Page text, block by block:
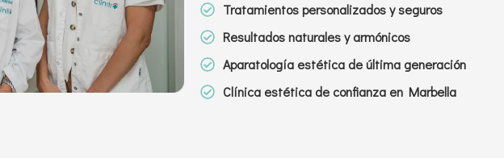
Tratamientos personalizados y seguros
Resultados naturales y armónicos
Aparatología estética de última generación
Clínica estética de confianza en Marbella